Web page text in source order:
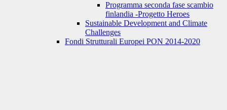
Programma seconda fase scambio
finlandia -Progetto Heroes
Sustainable Development and Climate
Challenges
Fondi Strutturali Europei PON 2014-2020